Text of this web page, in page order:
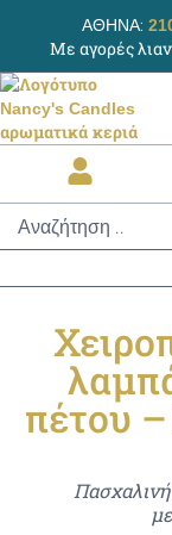
ΑΘΗΝΑ:
Με αγορές
πέτου